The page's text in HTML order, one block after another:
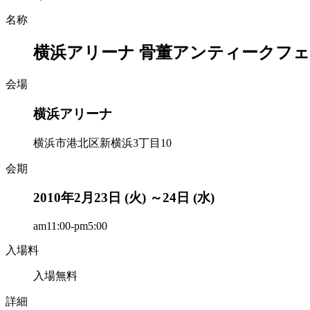
名称
横浜アリーナ 骨董アンティークフ
会場
横浜アリーナ
横浜市港北区新横浜3丁目10
会期
2010年2月23日 (火) ～24日 (水)
am11:00-pm5:00
入場料
入場無料
詳細